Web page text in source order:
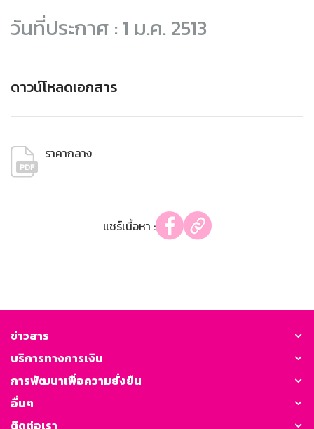
วันที่ประกาศ : 1 ม.ค. 2513
ดาวน์โหลดเอกสาร
ราคากลาง
แชร์เนื้อหา :
ข่าวสาร
บริการทางการเงิน
การพัฒนาเพื่อความยั่งยืน
อื่นๆ